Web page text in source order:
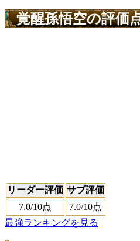
覚醒孫悟空の評価
リーダー評価 サブ評価
7.0/10点 7.0/10点
最強ランキングを見る